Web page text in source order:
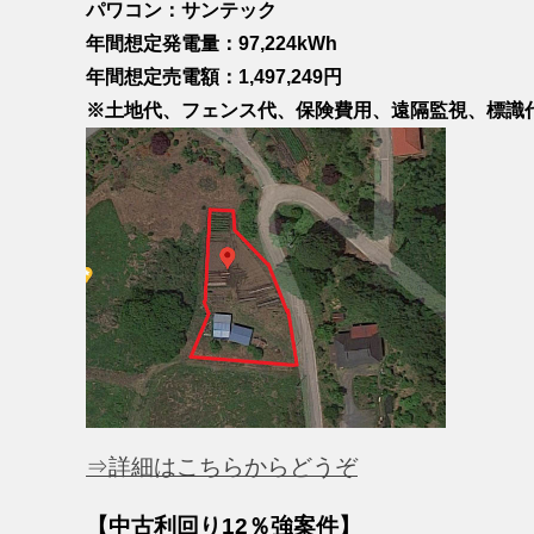
パワコン：サンテック
年間想定発電量：97,224kWh
年間想定売電額：1,497,249円
※土地代、フェンス代、保険費用、遠隔監視、標識
⇒詳細はこちらからどうぞ
【中古利回り12％強案件】